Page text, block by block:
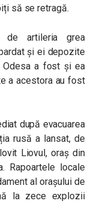
să se retragă.
de artileria grea
și ei depozite
Odesa a fost și ea
a acestora au fost
după evacuarea
rusă a lansat, de
Liovul, oraș din
Rapoartele locale
al orașului de
la zece explozii